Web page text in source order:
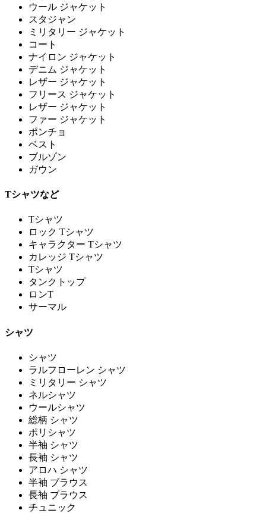
ウール ジャケット
スタジャン
ミリタリー ジャケット
コート
ナイロン ジャケット
デニム ジャケット
レザー ジャケット
フリース ジャケット
レザー ジャケット
ファー ジャケット
ポンチョ
ベスト
ブルゾン
ガウン
Tシャツなど
Tシャツ
ロック Tシャツ
キャラクター Tシャツ
カレッジ Tシャツ
Tシャツ
タンクトップ
ロンT
サーマル
シャツ
シャツ
ラルフローレン シャツ
ミリタリー シャツ
ネルシャツ
ウールシャツ
総柄 シャツ
ポリシャツ
半袖 シャツ
長袖 シャツ
アロハ シャツ
半袖 ブラウス
長袖 ブラウス
チュニック